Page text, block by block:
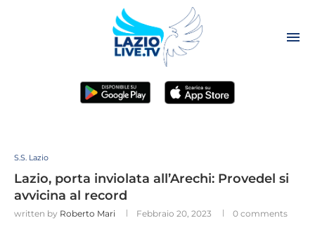
S.S. Lazio
Lazio, porta inviolata all’Arechi: Provedel si
avvicina al record
written by Roberto Mari Febbraio 20, 2023 0 comments